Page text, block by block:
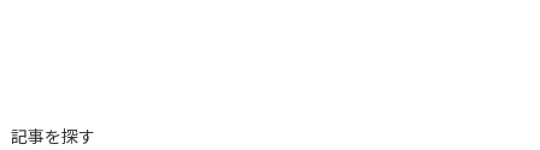
記事を探す